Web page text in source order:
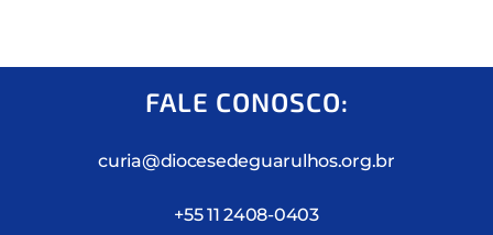
FALE CONOSCO:
curia@diocesedeguarulhos.org.br
+55 11 2408-0403